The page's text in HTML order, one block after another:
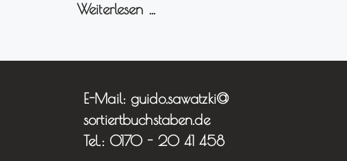
Weiterlesen …
E-Mail: guido.sawatzki@
sortiertbuchstaben.de
Tel.: 0170 - 20 41 458